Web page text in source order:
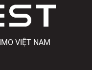
VIỆT NAM